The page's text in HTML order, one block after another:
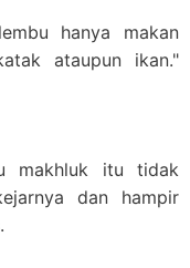
hanya makan
ataupun ikan."
makhluk itu tidak
dan hampir